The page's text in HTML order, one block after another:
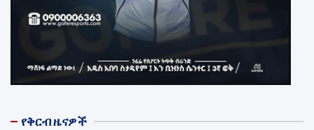
የቅርብ ዜናዎች